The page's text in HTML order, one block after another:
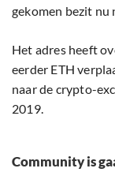
gekomen bezit nu
Het adres heeft
eerder ETH
naar de crypto-
2019.
Community is